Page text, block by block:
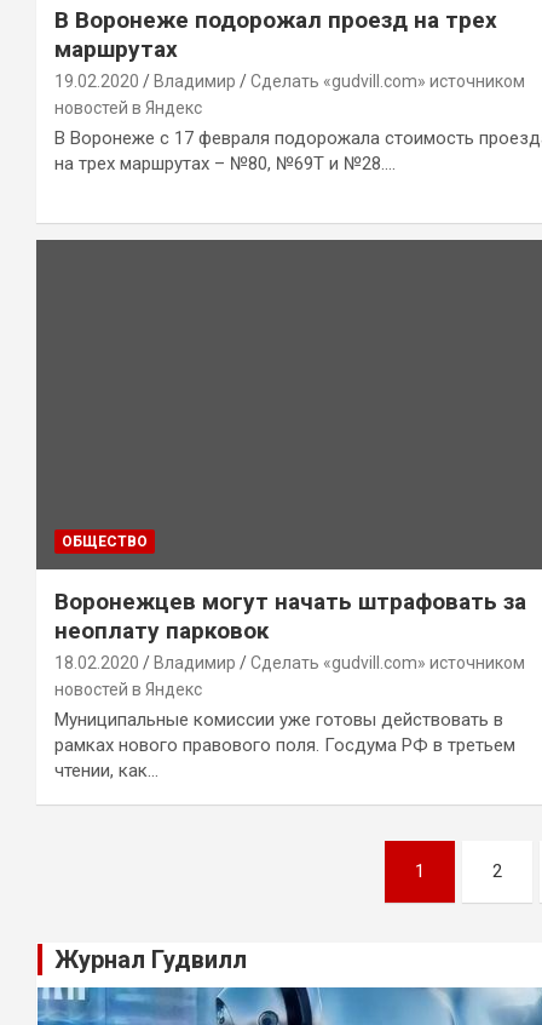
В Воронеже подорожал проезд на трех
маршрутах
19.02.2020 Владимир
Сделать «gudvill.com» источником
новостей в Яндекс
В Воронеже с 17 февраля подорожала стоимость
на трех маршрутах – №80, №69Т и №28.…
ОБЩЕСТВО
Воронежцев могут начать штрафовать за
неоплату парковок
18.02.2020 Владимир
Сделать «gudvill.com» источником
новостей в Яндекс
Муниципальные комиссии уже готовы действовать в
рамках нового правового поля. Госдума РФ в третьем
чтении, как…
записям
1 2
Журнал Гудвилл